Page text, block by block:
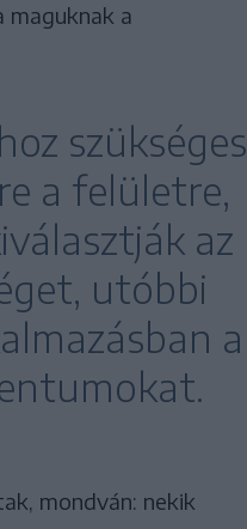
a
szükséges
a felületre,
az
utóbbi
a
mondván: nekik